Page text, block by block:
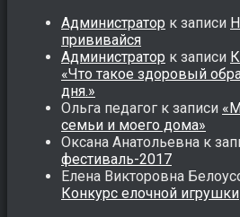
Администратор к записи
прививайся
Администратор к записи
«Что такое здоровый
дня.»
Ольга педагог к записи
семьи и моего дома»
Оксана Анатольевна к
фестиваль-2017
Елена Викторовна
Конкурс елочной игрушки